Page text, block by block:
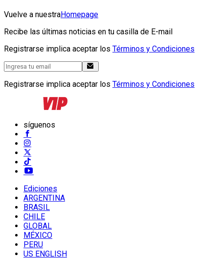
Vuelve a nuestraHomepage
Recibe las últimas noticias en tu casilla de E-mail
Registrarse implica aceptar los Términos y Condiciones
Registrarse implica aceptar los Términos y Condiciones
síguenos
Ediciones
ARGENTINA
BRASIL
CHILE
GLOBAL
MÉXICO
PERU
US ENGLISH